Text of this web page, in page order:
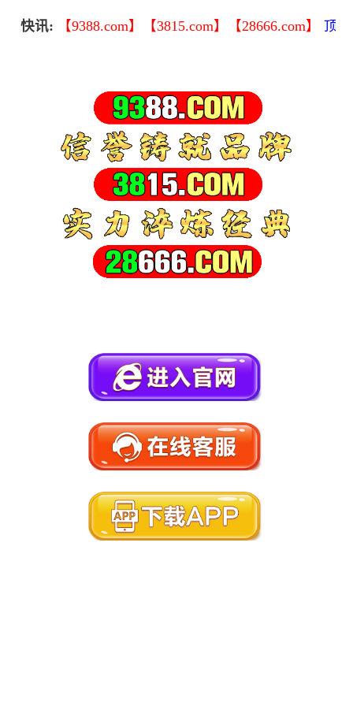
快讯: 【9388.com】【3815.com】【28666.com】 顶